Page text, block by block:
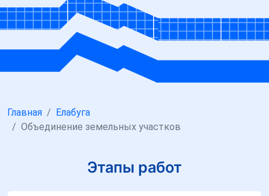
Главная
Елабуга
Объединение земельных участков
Этапы работ